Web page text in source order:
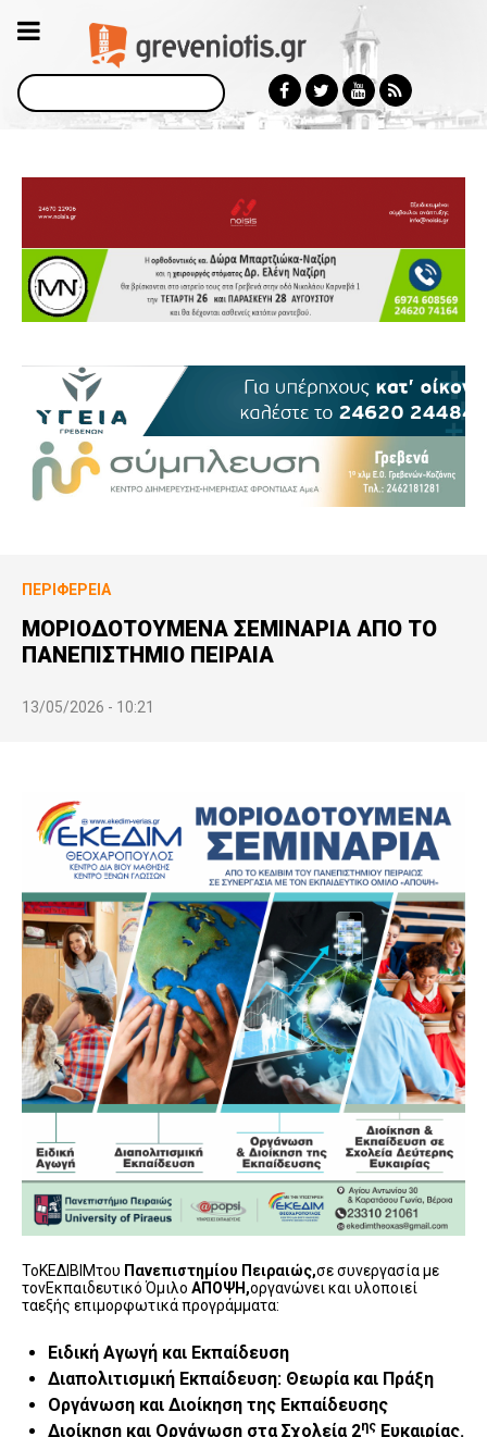
Αναζήτηση
ΠΕΡΙΦΈΡΕΙΑ
ΜΟΡΙΟΔΟΤΟΥΜΕΝΑ ΣΕΜΙΝΑΡΙΑ ΑΠΟ ΤΟ
ΠΑΝΕΠΙΣΤΗΜΙΟ ΠΕΙΡΑΙΑ
13/05/2026 - 10:21
ΤοΚΕΔΙΒΙΜτου Πανεπιστημίου Πειραιώς,σε συνεργασία με
τονΕκπαιδευτικό Όμιλο ΑΠΟΨΗ,οργανώνει και υλοποιεί
ταεξής επιμορφωτικά προγράμματα:
Ειδική Αγωγή και Εκπαίδευση
Διαπολιτισμική Εκπαίδευση: Θεωρία και Πράξη
Οργάνωση και Διοίκηση της Εκπαίδευσης
Διοίκηση και Οργάνωση στα Σχολεία 2ης Ευκαιρίας.